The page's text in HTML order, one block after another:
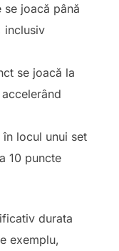
se joacă până
inclusiv
se joacă la
în locul unui set
10 puncte
durata
exemplu,